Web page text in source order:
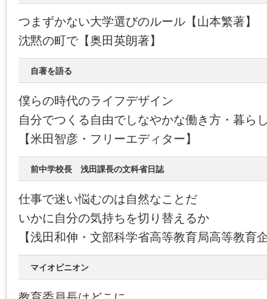
つまずかない大学選びのルール【山本繁著】
沈黙の町で【奥田英朗著】
自著を語る
僕らの時代のライフデザイン
自分でつくる自由でしなやかな働き方・暮ら
【米田智彦・フリーエディター】
前中学校長 浅田課長の文科省日誌
仕事で迷い悩むのは自然なことだ
いかに自分の気持ちを切り替えるか
【浅田和伸・文部科学省高等教育局高等教育
マイオピニオン